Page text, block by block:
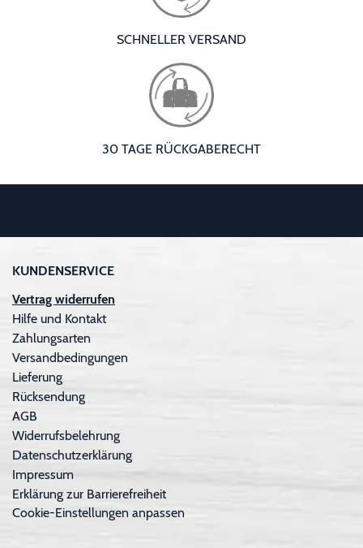
SCHNELLER VERSAND
30 TAGE RÜCKGABERECHT
KUNDENSERVICE
Vertrag widerrufen
Hilfe und Kontakt
Zahlungsarten
Versandbedingungen
Lieferung
Rücksendung
AGB
Widerrufsbelehrung
Datenschutzerklärung
Impressum
Erklärung zur Barrierefreiheit
Cookie-Einstellungen anpassen